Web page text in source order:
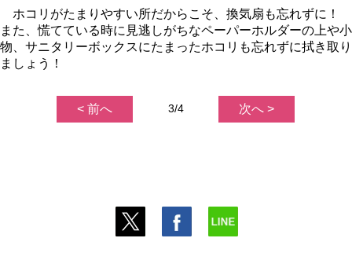
ホコリがたまりやすい所だからこそ、換気扇も忘れずに！
また、慌てている時に見逃しがちなペーパーホルダーの上や小
物、サニタリーボックスにたまったホコリも忘れずに拭き取り
ましょう！
< 前へ 3/4 次へ >